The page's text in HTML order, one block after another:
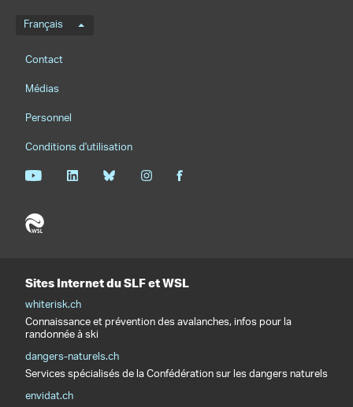
Menu de langue
Français
Footernavigation
Contact
Médias
Personnel
Conditions d'utilisation
Sites Internet du SLF et WSL
whiterisk.ch
Connaissance et prévention des avalanches, infos pour la
randonnée à ski
dangers-naturels.ch
Services spécialisés de la Confédération sur les dangers naturels
envidat.ch